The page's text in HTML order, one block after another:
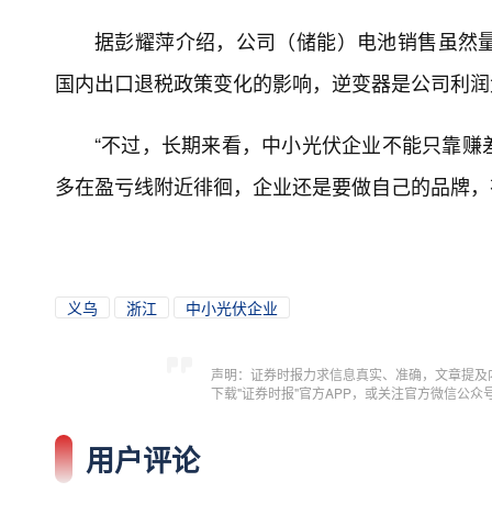
据彭耀萍介绍，公司（储能）电池销售虽
国内出口退税政策变化的影响，逆变器是公司利
“不过，长期来看，中小光伏企业不能只靠
多在盈亏线附近徘徊，企业还是要做自己的品牌
义乌 浙江 中小光伏企业
声明：证券时报力求信息真实、准确，文章提
下载"证券时报"官方APP，或关注官方微信公
用户评论